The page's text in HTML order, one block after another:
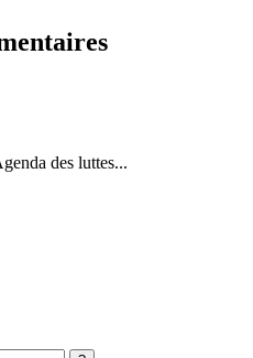
des luttes...